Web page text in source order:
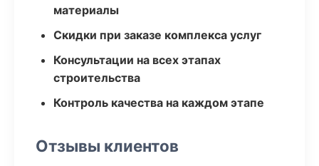
материалы
Скидки при заказе комплекса услуг
Консультации на всех этапах
строительства
Контроль качества на каждом этапе
Отзывы клиентов